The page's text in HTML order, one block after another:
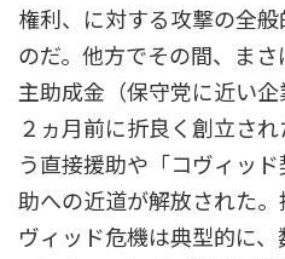
権利、に対する攻撃の全
のだ。他方でその間、ま
主助成金（保守党に近い
２ヵ月前に折良く創立さ
う直接援助や「コヴィッ
助への近道が解放された
ヴィッド危機は典型的に